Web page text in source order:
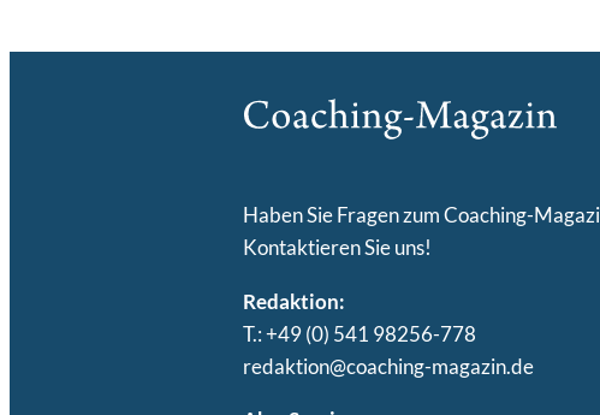
Haben Sie Fragen zum Coaching-
Kontaktieren Sie uns!
Redaktion:
T.: +49 (0) 541 98256-778
redaktion@coaching-magazin.de